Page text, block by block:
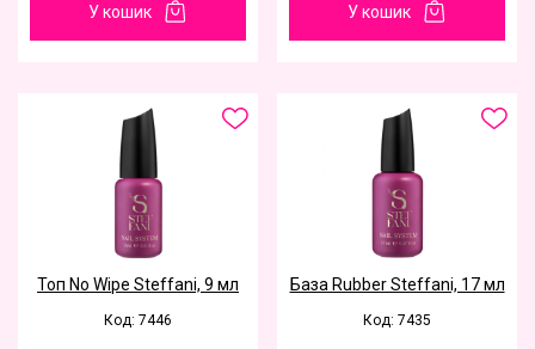
У кошик У кошик
Toп No Wipe Steffani, 9 мл
Код: 7446
База Rubber Steffani, 17 мл
Код: 7435